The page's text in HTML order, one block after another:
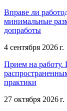
Вправе ли
минимальные
допработы
4 сентября 2026 г.
Прием на работу.
практики
27 октября 2026 г.